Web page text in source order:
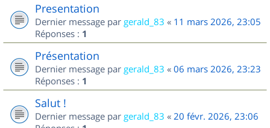
Presentation
Dernier message par gerald_83 « 11 mars 2026, 23:05
Réponses : 1
Présentation
Dernier message par gerald_83 « 06 mars 2026, 23:23
Réponses : 1
Salut !
Dernier message par gerald_83 « 20 févr. 2026, 23:06